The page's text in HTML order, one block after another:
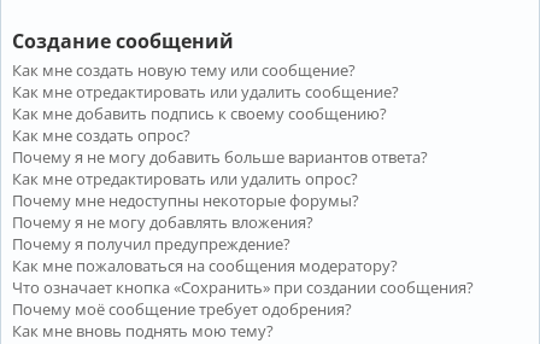
Создание сообщений
Как мне создать новую тему или сообщение?
Как мне отредактировать или удалить сообщение?
Как мне добавить подпись к своему сообщению?
Как мне создать опрос?
Почему я не могу добавить больше вариантов ответа?
Как мне отредактировать или удалить опрос?
Почему мне недоступны некоторые форумы?
Почему я не могу добавлять вложения?
Почему я получил предупреждение?
Как мне пожаловаться на сообщения модератору?
Что означает кнопка «Сохранить» при создании сообщения?
Почему моё сообщение требует одобрения?
Как мне вновь поднять мою тему?